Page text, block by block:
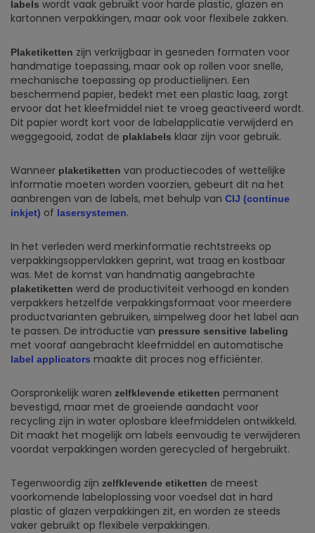
labels wordt vaak gebruikt voor harde plastic, glazen en
kartonnen verpakkingen, maar ook voor flexibele zakken.
Plaketiketten zijn verkrijgbaar in gesneden formaten voor
handmatige toepassing, maar ook op rollen voor snelle,
mechanische toepassing op productielijnen. Een
beschermend papier, bedekt met een plastic laag, zorgt
ervoor dat het kleefmiddel niet te vroeg geactiveerd wordt.
Dit papier wordt kort voor de labelapplicatie verwijderd en
weggegooid, zodat de plaklabels klaar zijn voor gebruik.
Wanneer plaketiketten van productiecodes of wettelijke
informatie moeten worden voorzien, gebeurt dit na het
aanbrengen van de labels, met behulp van CIJ (continue
inkjet) of lasersystemen.
In het verleden werd merkinformatie rechtstreeks op
verpakkingsoppervlakken geprint, wat traag en kostbaar
was. Met de komst van handmatig aangebrachte
plaketiketten werd de productiviteit verhoogd en konden
verpakkers hetzelfde verpakkingsformaat voor meerdere
productvarianten gebruiken, simpelweg door het label aan
te passen. De introductie van pressure sensitive labeling
met vooraf aangebracht kleefmiddel en automatische
label applicators maakte dit proces nog efficiënter.
Oorspronkelijk waren zelfklevende etiketten permanent
bevestigd, maar met de groeiende aandacht voor
recycling zijn in water oplosbare kleefmiddelen ontwikkeld.
Dit maakt het mogelijk om labels eenvoudig te verwijderen
voordat verpakkingen worden gerecycled of hergebruikt.
Tegenwoordig zijn zelfklevende etiketten de meest
voorkomende labeloplossing voor voedsel dat in hard
plastic of glazen verpakkingen zit, en worden ze steeds
vaker gebruikt op flexibele verpakkingen.